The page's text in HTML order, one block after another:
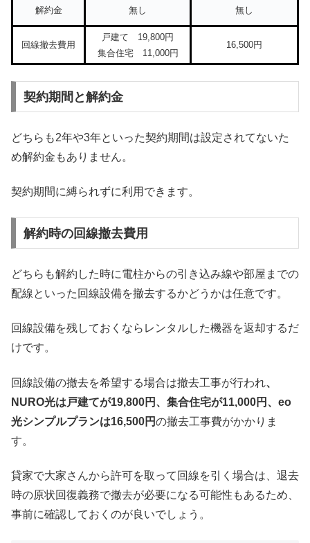
解約金 無し 無し
回線撤去費用
戸建て 19,800円
集合住宅 11,000円
16,500円
契約期間と解約金
どちらも2年や3年といった契約期間は設定されてないた
め解約金もありません。
契約期間に縛られずに利用できます。
解約時の回線撤去費用
どちらも解約した時に電柱からの引き込み線や部屋までの
配線といった回線設備を撤去するかどうかは任意です。
回線設備を残しておくならレンタルした機器を返却するだ
けです。
回線設備の撤去を希望する場合は撤去工事が行われ、
NURO光は戸建てが19,800円、集合住宅が11,000円、eo
光シンプルプランは16,500円の撤去工事費がかかりま
す。
貸家で大家さんから許可を取って回線を引く場合は、退去
時の原状回復義務で撤去が必要になる可能性もあるため、
事前に確認しておくのが良いでしょう。